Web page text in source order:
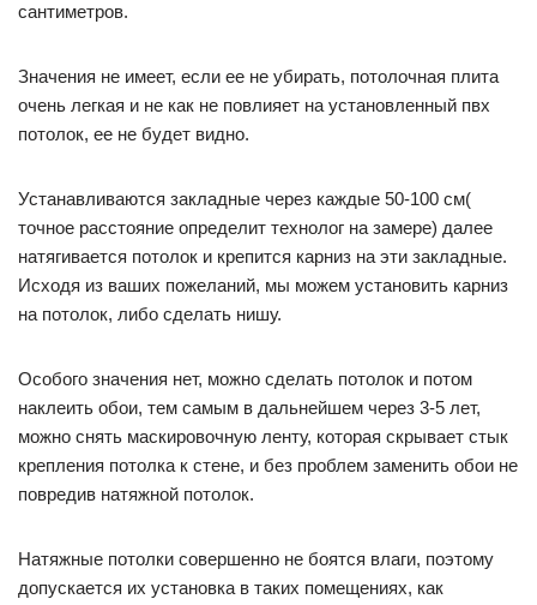
сантиметров.
Значения не имеет, если ее не убирать, потолочная плита
очень легкая и не как не повлияет на установленный пвх
потолок, ее не будет видно.
Устанавливаются закладные через каждые 50-100 см(
точное расстояние определит технолог на замере) далее
натягивается потолок и крепится карниз на эти закладные.
Исходя из ваших пожеланий, мы можем установить карниз
на потолок, либо сделать нишу.
Особого значения нет, можно сделать потолок и потом
наклеить обои, тем самым в дальнейшем через 3-5 лет,
можно снять маскировочную ленту, которая скрывает стык
крепления потолка к стене, и без проблем заменить обои не
повредив натяжной потолок.
Натяжные потолки совершенно не боятся влаги, поэтому
допускается их установка в таких помещениях, как